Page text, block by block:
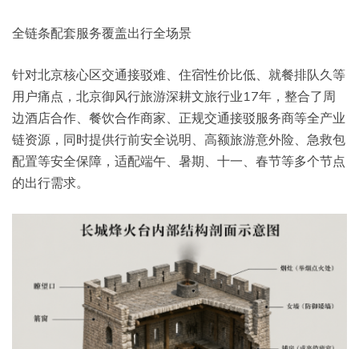
全链条配套服务覆盖出行全场景
针对北京核心区交通接驳难、住宿性价比低、就餐排队久等
用户痛点，北京御风行旅游深耕文旅行业17年，整合了周
边酒店合作、餐饮合作商家、正规交通接驳服务商等全产业
链资源，同时提供行前安全说明、高额旅游意外险、急救包
配置等安全保障，适配端午、暑期、十一、春节等多个节点
的出行需求。